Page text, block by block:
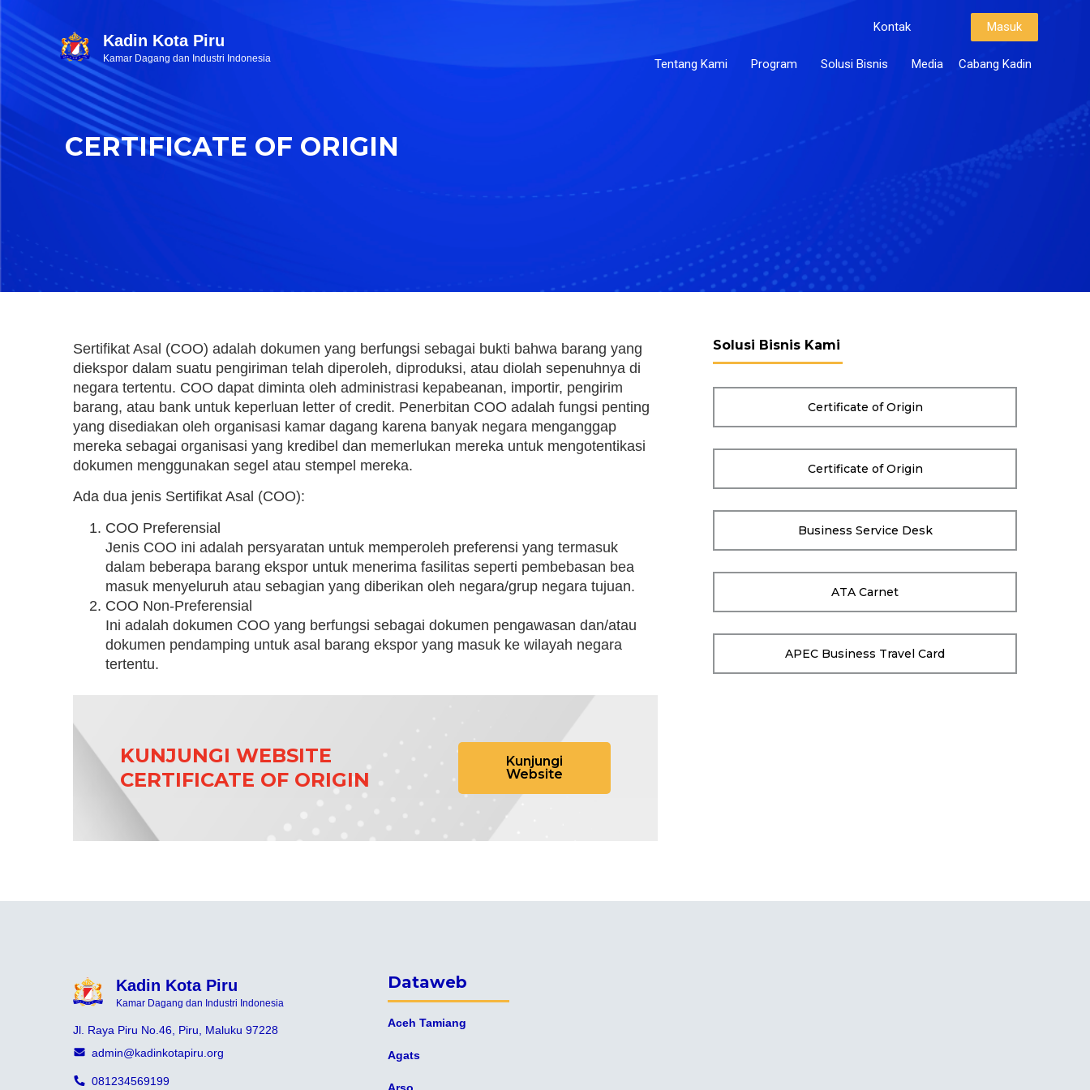
Kadin Kota Piru
Kamar Dagang dan Industri Indonesia
Kontak Masuk
Tentang Kami Program Solusi Bisnis Media Cabang Kadin
CERTIFICATE OF ORIGIN
Sertifikat Asal (COO) adalah dokumen yang berfungsi sebagai bukti bahwa barang yang
diekspor dalam suatu pengiriman telah diperoleh, diproduksi, atau diolah sepenuhnya di
negara tertentu. COO dapat diminta oleh administrasi kepabeanan, importir, pengirim
barang, atau bank untuk keperluan letter of credit. Penerbitan COO adalah fungsi penting
yang disediakan oleh organisasi kamar dagang karena banyak negara menganggap
mereka sebagai organisasi yang kredibel dan memerlukan mereka untuk mengotentikasi
dokumen menggunakan segel atau stempel mereka.
Ada dua jenis Sertifikat Asal (COO):
COO Preferensial
Jenis COO ini adalah persyaratan untuk memperoleh preferensi yang termasuk
dalam beberapa barang ekspor untuk menerima fasilitas seperti pembebasan bea
masuk menyeluruh atau sebagian yang diberikan oleh negara/grup negara tujuan.
COO Non-Preferensial
Ini adalah dokumen COO yang berfungsi sebagai dokumen pengawasan dan/atau
dokumen pendamping untuk asal barang ekspor yang masuk ke wilayah negara
tertentu.
KUNJUNGI WEBSITE
CERTIFICATE OF ORIGIN
Kunjungi
Website
Solusi Bisnis Kami
Certificate of Origin
Certificate of Origin
Business Service Desk
ATA Carnet
APEC Business Travel Card
Kadin Kota Piru
Kamar Dagang dan Industri Indonesia
Jl. Raya Piru No.46, Piru, Maluku 97228
admin@kadinkotapiru.org
081234569199
Dataweb
Aceh Tamiang
Agats
Arso